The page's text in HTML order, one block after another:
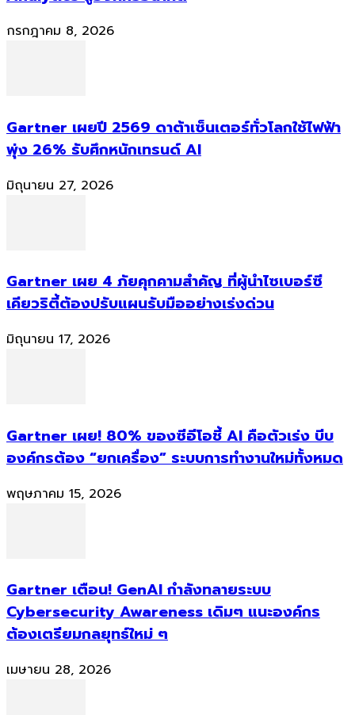
กรกฎาคม 8, 2026
Gartner เผยปี 2569 ดาต้าเซ็นเตอร์ทั่วโลกใช้ไฟฟ้า
พุ่ง 26% รับศึกหนักเทรนด์ AI
มิถุนายน 27, 2026
Gartner เผย 4 ภัยคุกคามสำคัญ ที่ผู้นำไซเบอร์ซี
เคียวริตี้ต้องปรับแผนรับมืออย่างเร่งด่วน
มิถุนายน 17, 2026
Gartner เผย! 80% ของซีอีโอชี้ AI คือตัวเร่ง บีบ
องค์กรต้อง “ยกเครื่อง” ระบบการทำงานใหม่ทั้งหมด
พฤษภาคม 15, 2026
Gartner เตือน! GenAI กำลังทลายระบบ
Cybersecurity Awareness เดิมๆ แนะองค์กร
ต้องเตรียมกลยุทธ์ใหม่ ๆ
เมษายน 28, 2026